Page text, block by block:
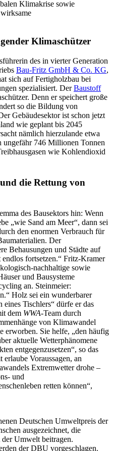
Klimakrise sowie
Klimaschützer
des in vierter Generation
Bau-Fritz GmbH & Co. KG,
sich auf Fertigholzbau bei
spezialisiert. DerBaustoff
Denn er speichert große
so die Bildung von
Gebäudesektor ist schon jetzt
wie geplant bis 2045
nämlich hierzulande etwa
ungefähr 746 Millionen Tonnen
wie Kohlendioxid
die Rettung von
des Bausektors hin: Wenn
„wie Sand am Meer“, dann sei
den enormen Verbrauch für
Der
Behausungen und Städte auf
fortsetzen.“ Fritz-Kramer
nachhaltige sowie
und Bausysteme
an. Steinmeier:
Holz sei ein wunderbarer
Tischlers“ dürfe er das
dem WWA-Team durch
von Klimawandel
erworben. Sie helfe, „den häufig
aktuelle Wetterphänomene
entgegenzusetzen“, so das
Voraussagen, an
Extremwetter drohe –
und
retten können“,
Deutschen Umweltpreis der
ausgezeichnet, die
Umwelt beitragen.
der DBU vorgeschlagen.